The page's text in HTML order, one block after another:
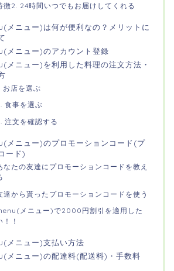
徴2. 24時間いつでもお届けしてくれる
メニュー)は何が便利なの？メリットに
メニュー)のアカウント登録
メニュー)を利用した料理の注文方法・
お店を選ぶ
食事を選ぶ
注文を確認する
メニュー)のプロモーションコード(プ
ード)
なたの友達にプロモーションコードを教え
達から貰ったプロモーションコードを使う
メニュー)で2000円割引を適用した
！！
メニュー)支払い方法
メニュー)の配達料(配送料)・手数料